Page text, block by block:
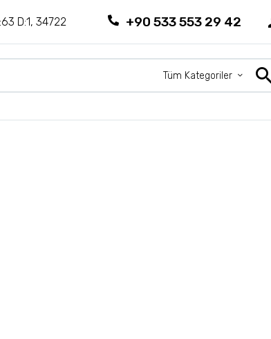
D:1, 34722 +90 533 553 29 42
Tüm Kategoriler